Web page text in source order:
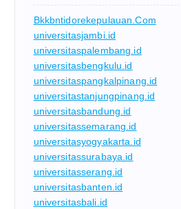
Bkkbntidorekepulauan.com
universitasjambi.id
universitaspalembang.id
universitasbengkulu.id
universitaspangkalpinang.id
universitastanjungpinang.id
universitasbandung.id
universitassemarang.id
universitasyogyakarta.id
universitassurabaya.id
universitasserang.id
universitasbanten.id
universitasbali.id